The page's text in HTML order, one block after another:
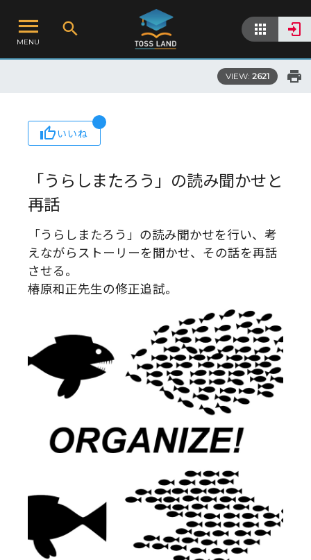
MENU
VIEW: 2621
いいね
「うらしまたろう」の読み聞かせと
再話
「うらしまたろう」の読み聞かせを行い、考
えながらストーリーを聞かせ、その話を再話
させる。
椿原和正先生の修正追試。